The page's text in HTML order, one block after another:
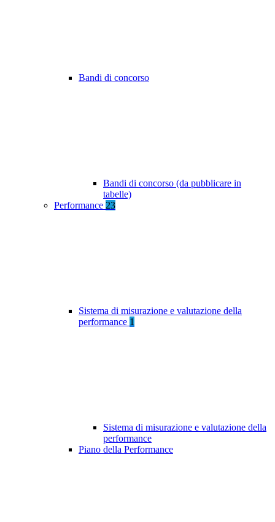
Bandi di concorso
Bandi di concorso (da pubblicare in
tabelle)
Performance 23
Sistema di misurazione e valutazione della
performance 1
Sistema di misurazione e valutazione della
performance
Piano della Performance